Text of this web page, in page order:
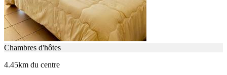
Chambres d'hôtes
4.45km du centre